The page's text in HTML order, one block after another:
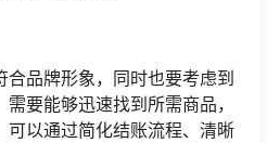
品牌形象，同时也要考虑到
要能够迅速找到所需商品，
可以通过简化结账流程、清晰